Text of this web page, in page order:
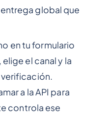
global que
en tu formulario
el canal y la
a la API para
controla ese